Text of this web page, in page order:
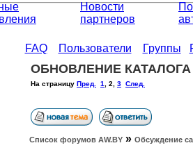
Новости
партнеров
FAQ Пользователи Группы
ОБНОВЛЕНИЕ КАТАЛОГА
На страницу Пред. 1 2 3 След.
Список форумов АW.BY» Обсуждение